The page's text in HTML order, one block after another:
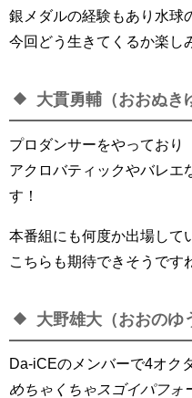
銀メダルの経験もあり水球
今回どう生きてくるか楽し
大貫勇輔（おおぬ
プロダンサーをやっており
アクロバティックやバレエ
す！
本番組にも何度か出場して
こちらも期待できそうです
大野雄大（おおの
Da-iCEのメンバーで4オク
めちゃくちゃスゴイパフォ